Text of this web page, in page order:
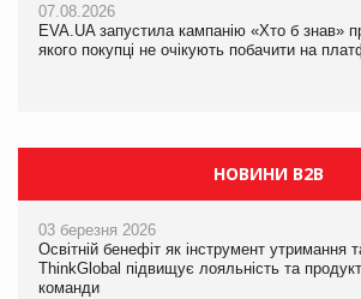
07.08.2026
EVA.UA запустила кампанію «Хто б знав»
якого покупці не очікують побачити на
05.08.2026
Мережа супермаркетів VARUS купує мережу
НОВИНИ B2B
03 березня 2026
Освітній бенефіт як інструмент утримання
ThinkGlobal підвищує лояльність та
команди